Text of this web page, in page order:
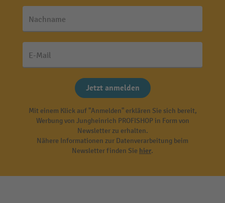
Nachname
E-Mail
Jetzt anmelden
Mit einem Klick auf "Anmelden" erklären Sie sich bereit,
Werbung von Jungheinrich PROFISHOP in Form von
Newsletter zu erhalten.
Nähere Informationen zur Datenverarbeitung beim
Newsletter finden Sie hier.